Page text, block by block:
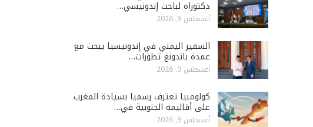
دكتوراه لباحث إندونيسي…
أغسطس 9, 2026
السفير اليمني في إندونيسيا يبحث مع
عمدة باندونغ تطورات…
أغسطس 9, 2026
كولومبيا تعترف رسميا بسيادة المغرب
على أقاليمه الجنوبية في…
أغسطس 9, 2026